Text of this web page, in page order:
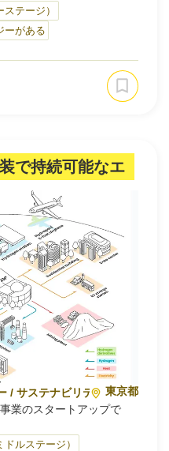
安定かつ高精度にナノ粒
に挑んでいます。
てきたナノ粒子化プロセ
ニタリング、エネルギー
テージ）
ーがある
で持続可能なエ
/ サステナビリティ・環境
東京都
業のスタートアップで
・原子力発電事業者の立
ルステージ）